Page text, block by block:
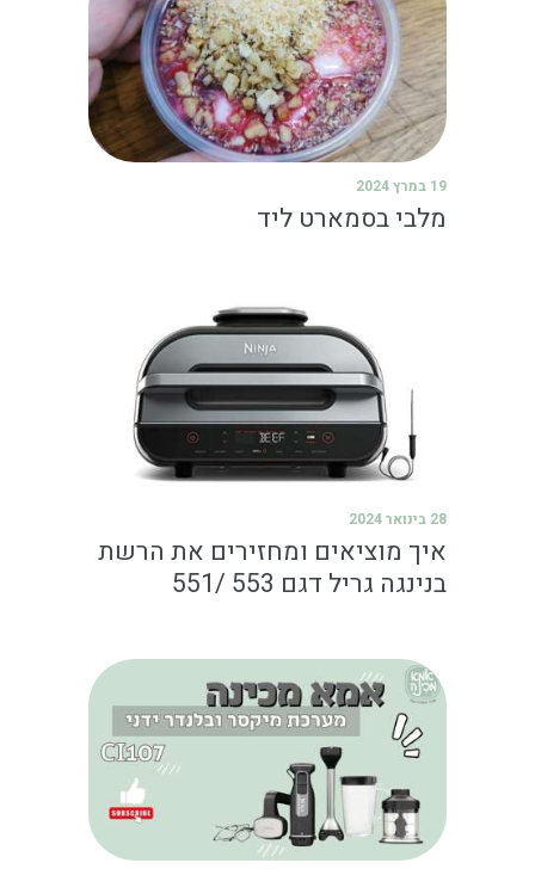
19 במרץ 2024
מלבי בסמארט ליד
28 בינואר 2024
איך מוציאים ומחזירים את הרשת
בנינגה גריל דגם 553 /551